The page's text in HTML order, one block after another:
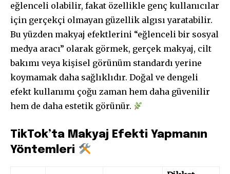
eğlenceli olabilir, fakat özellikle genç kullanıcılar
için gerçekçi olmayan güzellik algısı yaratabilir.
Bu yüzden makyaj efektlerini “eğlenceli bir sosyal
medya aracı” olarak görmek, gerçek makyaj, cilt
bakımı veya kişisel görünüm standardı yerine
koymamak daha sağlıklıdır. Doğal ve dengeli
efekt kullanımı çoğu zaman hem daha güvenilir
hem de daha estetik görünür.
TikTok’ta Makyaj Efekti Yapmanın
Yöntemleri